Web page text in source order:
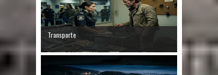
Transporte